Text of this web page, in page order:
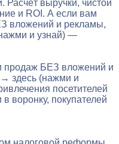
Расчёт выручки, чистой
и ROI. А если вам
вложений и рекламы,
и узнай) —
продаж БЕЗ вложений и
здесь (нажми и
посетителей
воронку, покупателей